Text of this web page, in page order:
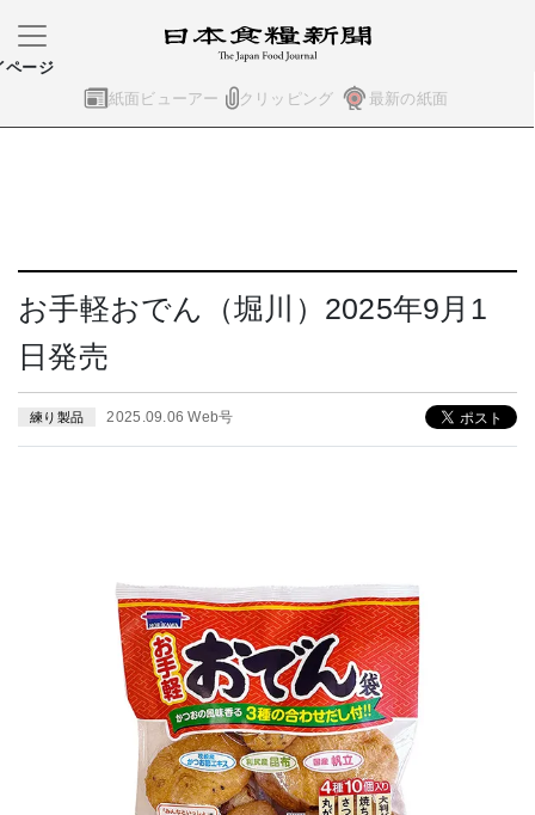
紙面ビューアー クリッピング 最新の紙面
ページ
お手軽おでん（堀川）2025年9月1
日発売
練り製品 2025.09.06 Web号